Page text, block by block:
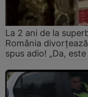
La 2 ani de la
România
spus adio! „Da,